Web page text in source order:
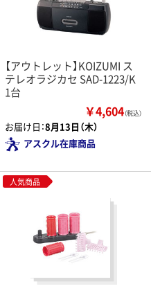
【アウトレット】KOIZUMI ス
テレオラジカセ SAD-1223/K
1台
￥4,604（税込）
お届け日：8月13日（木）
アスクル在庫商品
人気商品